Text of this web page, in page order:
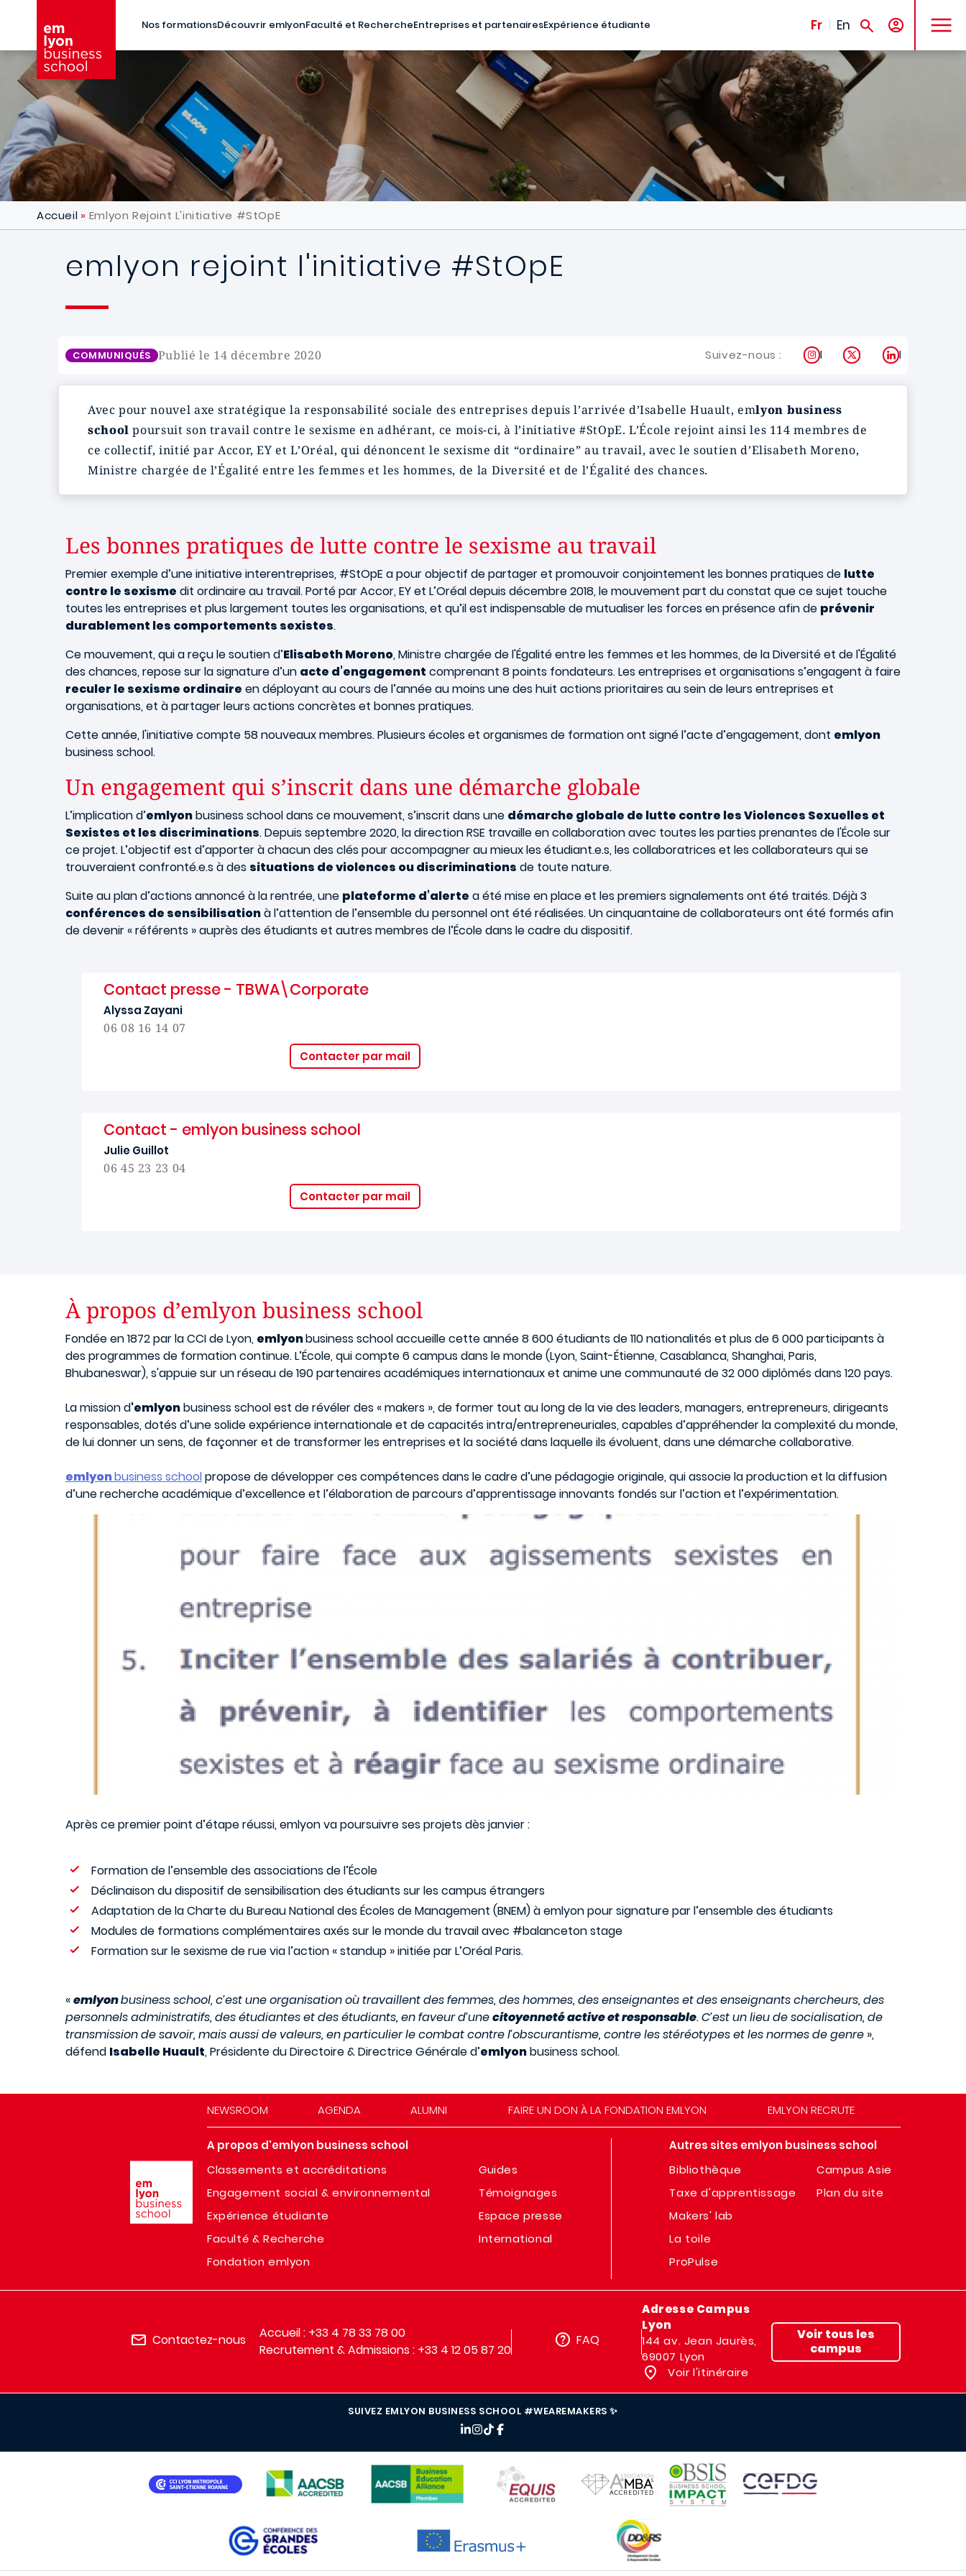
Nos formationsDécouvrir emlyonFaculté et RechercheEntreprises et partenairesExpérience étudiante Fr En
MENU
Accueil Emlyon Rejoint L'initiative #StOpE
emlyon rejoint l'initiative #StOpE
COMMUNIQUÉS Publié le 14 décembre 2020 Suivez-nous : Instagram
X LinkedIn
Avec pour nouvel axe stratégique la responsabilité sociale des entreprises depuis l’arrivée d’Isabelle Huault, emlyon business
school poursuit son travail contre le sexisme en adhérant, ce mois-ci, à l’initiative #StOpE. L’École rejoint ainsi les 114 membres de
ce collectif, initié par Accor, EY et L’Oréal, qui dénoncent le sexisme dit “ordinaire” au travail, avec le soutien d’Elisabeth Moreno,
Ministre chargée de l’Égalité entre les femmes et les hommes, de la Diversité et de l’Égalité des chances.
Les bonnes pratiques de lutte contre le sexisme au travail
Premier exemple d’une initiative interentreprises, #StOpE a pour objectif de partager et promouvoir conjointement les bonnes pratiques de lutte
contre le sexisme dit ordinaire au travail. Porté par Accor, EY et L’Oréal depuis décembre 2018, le mouvement part du constat que ce sujet touche
toutes les entreprises et plus largement toutes les organisations, et qu’il est indispensable de mutualiser les forces en présence afin de prévenir
durablement les comportements sexistes.
Ce mouvement, qui a reçu le soutien d’Elisabeth Moreno, Ministre chargée de l'Égalité entre les femmes et les hommes, de la Diversité et de l'Égalité
des chances, repose sur la signature d’un acte d’engagement comprenant 8 points fondateurs. Les entreprises et organisations s’engagent à faire
reculer le sexisme ordinaire en déployant au cours de l’année au moins une des huit actions prioritaires au sein de leurs entreprises et
organisations, et à partager leurs actions concrètes et bonnes pratiques.
Cette année, l'initiative compte 58 nouveaux membres. Plusieurs écoles et organismes de formation ont signé l’acte d’engagement, dont emlyon
business school.
Un engagement qui s’inscrit dans une démarche globale
L’implication d’emlyonbusiness school dans ce mouvement, s’inscrit dans une démarche globale de lutte contre les Violences Sexuelles et
Sexistes et les discriminations. Depuis septembre 2020, la direction RSE travaille en collaboration avec toutes les parties prenantes de l'École sur
ce projet. L’objectif est d’apporter à chacun des clés pour accompagner au mieux les étudiant.e.s, les collaboratrices et les collaborateurs qui se
trouveraient confronté.e.s à des situations de violences ou discriminations de toute nature.
Suite au plan d’actions annoncé à la rentrée, une plateforme d’alerte a été mise en place et les premiers signalements ont été traités. Déjà 3
conférences de sensibilisationà l’attention de l’ensemble du personnel ont été réalisées. Un cinquantaine de collaborateurs ont été formés afin
de devenir « référents » auprès des étudiants et autres membres de l’École dans le cadre du dispositif.
Contact presse - TBWA\Corporate
Alyssa Zayani
06 08 16 14 07
Contacter par mail
Contact - emlyon business school
Julie Guillot
06 45 23 23 04
Contacter par mail
À propos d’emlyon business school
Fondée en 1872 par la CCI de Lyon, emlyonbusiness school accueille cette année 8 600 étudiants de 110 nationalités et plus de 6 000 participants à
des programmes de formation continue. L’École, qui compte 6 campus dans le monde (Lyon, Saint-Étienne, Casablanca, Shanghai, Paris,
Bhubaneswar), s'appuie sur un réseau de 190 partenaires académiques internationaux et anime une communauté de 32 000 diplômés dans 120 pays.
La mission d'emlyonbusiness school est de révéler des « makers », de former tout au long de la vie des leaders, managers, entrepreneurs, dirigeants
responsables, dotés d’une solide expérience internationale et de capacités intra/entrepreneuriales, capables d’appréhender la complexité du monde,
de lui donner un sens, de façonner et de transformer les entreprises et la société dans laquelle ils évoluent, dans une démarche collaborative.
emlyonbusiness schoolpropose de développer ces compétences dans le cadre d’une pédagogie originale, qui associe la production et la diffusion
d’une recherche académique d’excellence et l’élaboration de parcours d’apprentissage innovants fondés sur l’action et l’expérimentation.
Après ce premier point d’étape réussi, emlyon va poursuivre ses projets dès janvier :
Formation de l’ensemble des associations de l’École
Déclinaison du dispositif de sensibilisation des étudiants sur les campus étrangers
Adaptation de la Charte du Bureau National des Écoles de Management (BNEM) à emlyon pour signature par l’ensemble des étudiants
Modules de formations complémentaires axés sur le monde du travail avec #balanceton stage
Formation sur le sexisme de rue via l’action « standup » initiée par L’Oréal Paris.
«emlyonbusiness school, c’est une organisation où travaillent des femmes, des hommes, des enseignantes et des enseignants chercheurs, des
personnels administratifs, des étudiantes et des étudiants, en faveur d’unecitoyenneté active et responsable. C’est un lieu de socialisation, de
transmission de savoir, mais aussi de valeurs, en particulier le combat contre l’obscurantisme, contre les stéréotypes et les normes de genre »,
défend Isabelle Huault, Présidente du Directoire & Directrice Générale d’emlyonbusiness school.
NEWSROOM AGENDA ALUMNI FAIRE UN DON À LA FONDATION EMLYON EMLYON RECRUTE
A propos d'emlyon business school
Classements et accréditations
Engagement social & environnemental
Expérience étudiante
Faculté & Recherche
Fondation emlyon
Guides
Témoignages
Espace presse
International
Autres sites emlyon business school
Bibliothèque
Taxe d'apprentissage
Makers' lab
La toile
ProPulse
Campus Asie
Plan du site
Contactez-nous
Accueil : +33 4 78 33 78 00
Recrutement & Admissions : +33 4 12 05 87 20
FAQ
Adresse Campus
Lyon
144 av. Jean Jaurès,
69007 Lyon
Voir l'itinéraire
Voir tous les
campus
SUIVEZ EMLYON BUSINESS SCHOOL #WEAREMAKERS ✨
IMAGE
IMAGE
IMAGE
IMAGE
IMAGE IMAGE IMAGE